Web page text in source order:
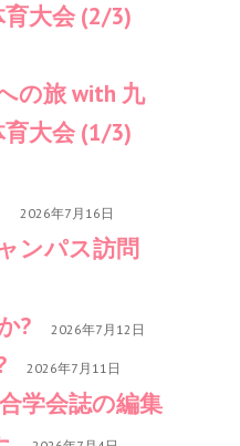
大会 (2/3)
の旅 with 九
大会 (1/3)
2026年7月16日
ンパス訪問
? 2026年7月12日
2026年7月11日
学会誌の編集